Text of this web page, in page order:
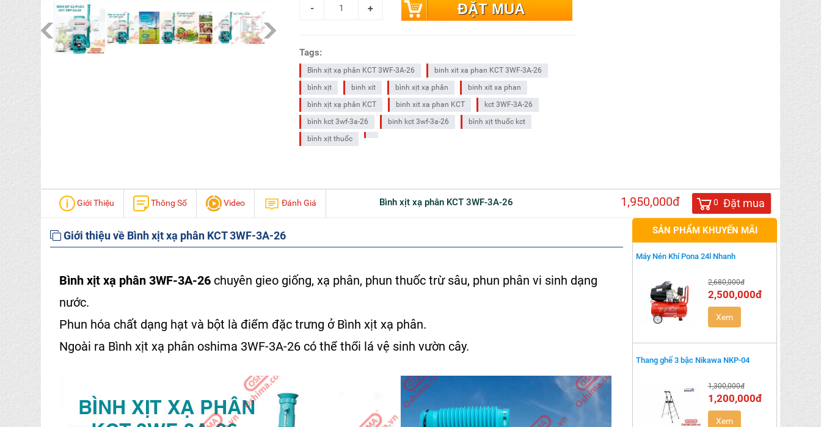
ĐẶT MUA
Tags:
Bình xịt xạ phân KCT 3WF-3A-26
binh xit xa phan KCT 3WF-3A-26
bình xịt
binh xit bình xịt xạ phân
binh xit xa phan
bình xịt xạ phân KCT
binh xit xa phan KCT
kct 3WF-3A-26
bình kct 3wf-3a-26
binh kct 3wf-3a-26
bình xịt thuốc kct
bình xịt thuốc
Giới Thiệu Thông Số Video Đánh Giá Bình xịt xạ phân KCT 3WF-3A-26 1,950,000đ 0 Đặt mua
Giới thiệu về Bình xịt xạ phân KCT 3WF-3A-26
Bình xịt xạ phân 3WF-3A-26 chuyên gieo giống, xạ phân, phun thuốc trừ sâu, phun phân vi sinh dạng
nước.
Phun hóa chất dạng hạt và bột là điểm đặc trưng ở Bình xịt xạ phân.
Ngoài ra Bình xịt xạ phân oshima 3WF-3A-26 có thể thổi lá vệ sinh vườn cây.
SẢN PHẨM KHUYẾN MÃI
Máy Nén Khí Pona 24l Nhanh
2,680,000đ
2,500,000đ
Xem
Thang ghế 3 bậc Nikawa NKP-04
1,300,000đ
1,200,000đ
Xem